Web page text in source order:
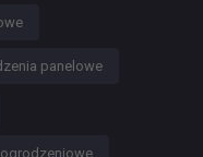
panelowe